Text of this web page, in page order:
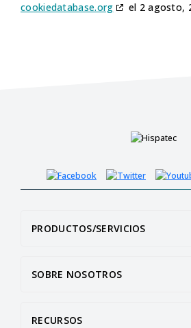
cookiedatabase.org
el 2 agosto,
PRODUCTOS/SERVICIOS
SOBRE NOSOTROS
RECURSOS